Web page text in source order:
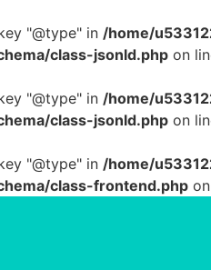
"@type" in /home/
class-jsonld.php on
"@type" in /home/
class-jsonld.php on
"@type" in /home/
class-frontend.php